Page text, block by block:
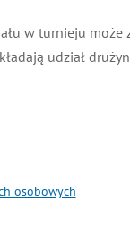
w turnieju może
udział
osobowych